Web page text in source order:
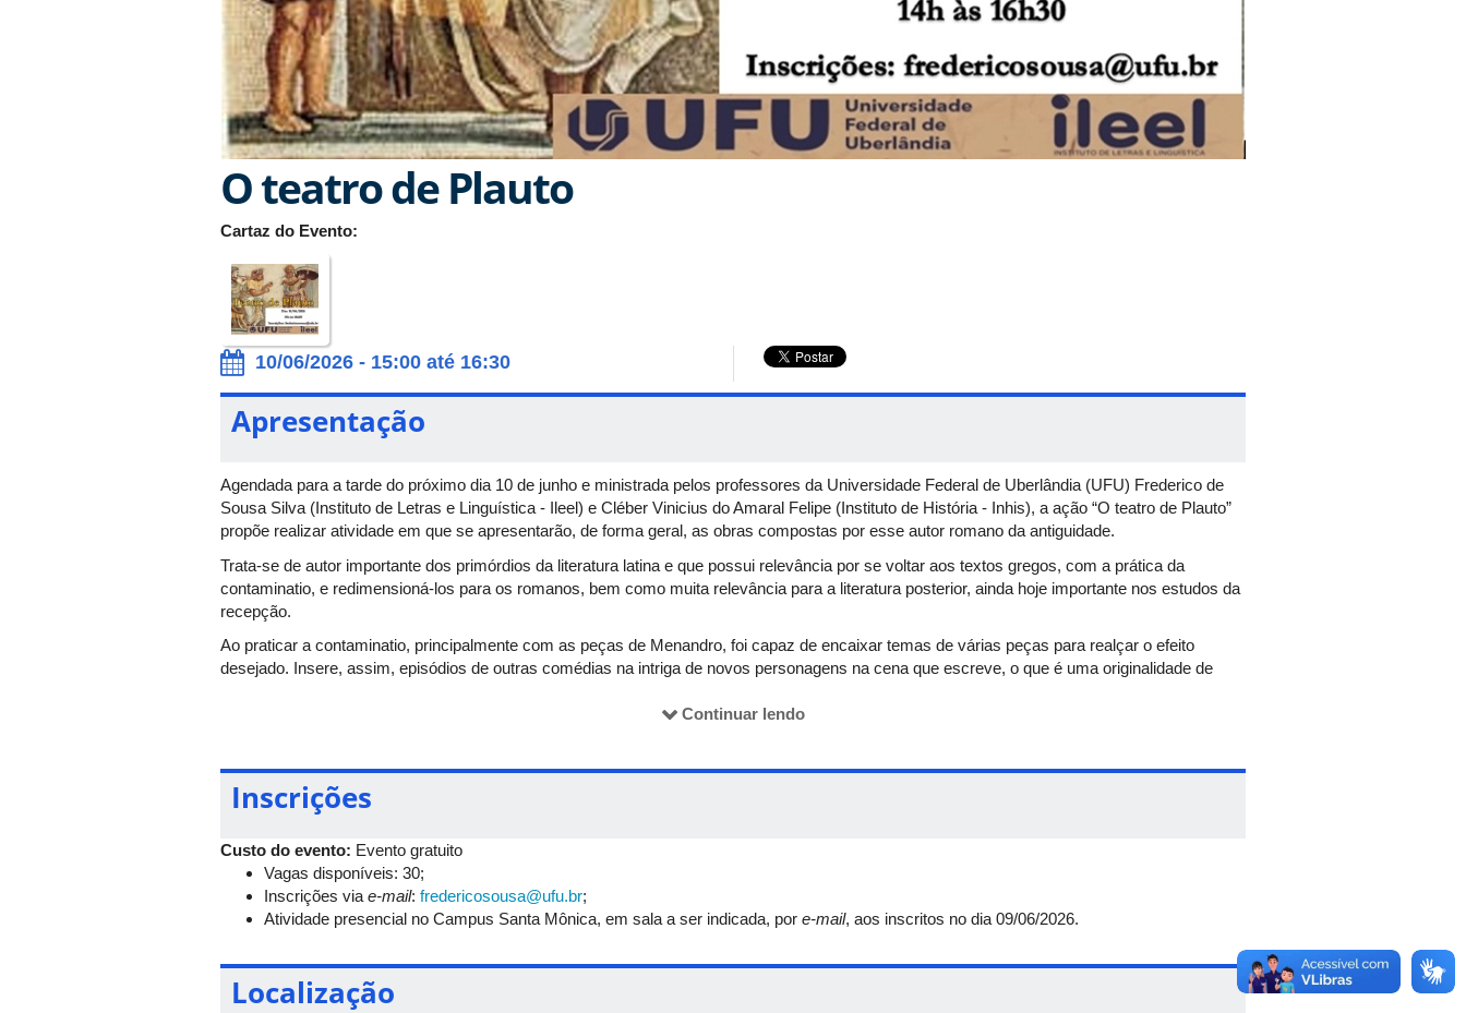
O teatro de Plauto
Cartaz do Evento:
10/06/2026 - 15:00 até 16:30
Apresentação
Agendada para a tarde do próximo dia 10 de junho e ministrada pelos professores da Universidade Federal de Uberlândia (UFU) Frederico de
Sousa Silva (Instituto de Letras e Linguística - Ileel) e Cléber Vinicius do Amaral Felipe (Instituto de História - Inhis), a ação “O teatro de Plauto”
propõe realizar atividade em que se apresentarão, de forma geral, as obras compostas por esse autor romano da antiguidade.
Trata-se de autor importante dos primórdios da literatura latina e que possui relevância por se voltar aos textos gregos, com a prática da
contaminatio, e redimensioná-los para os romanos, bem como muita relevância para a literatura posterior, ainda hoje importante nos estudos da
recepção.
Ao praticar a contaminatio, principalmente com as peças de Menandro, foi capaz de encaixar temas de várias peças para realçar o efeito
desejado. Insere, assim, episódios de outras comédias na intriga de novos personagens na cena que escreve, o que é uma originalidade de
exemplo de autores já apresentados em cursos de extensão. Para este semestre e evento, a ideia é apresentar o teatro de Plauto, bem como
lançar ideias a respeito dessas comédias romanas e, a partir daí, com o conhecimento advindo dos participantes, tentar ampliar a ideia de
literatura e seu entorno na antiguidade romana, bem como de aspectos específicos dos textos lidos. A participação é aberta a todos os
interessados em literatura antiga.
Continuar lendo
Inscrições
Custo do evento: Evento gratuito
Vagas disponíveis: 30;
Inscrições via e-mail: fredericosousa@ufu.br;
Atividade presencial no Campus Santa Mônica, em sala a ser indicada, por e-mail, aos inscritos no dia 09/06/2026.
Localização